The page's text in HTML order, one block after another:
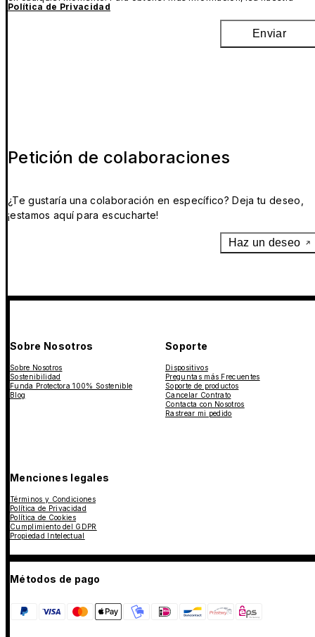
Política de Privacidad
Enviar
Petición de colaboraciones
¿Te gustaría una colaboración en específico? Deja tu deseo,
¡estamos aquí para escucharte!
Haz un deseo
Sobre Nosotros
Sobre Nosotros
Sostenibilidad
Funda Protectora 100% Sostenible
Blog
Soporte
Dispositivos
Preguntas más Frecuentes
Soporte de productos
Cancelar Contrato
Contacta con Nosotros
Rastrear mi pedido
Menciones legales
Términos y Condiciones
Política de Privacidad
Política de Cookies
Cumplimiento del GDPR
Propiedad Intelectual
Métodos de pago